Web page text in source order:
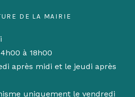
DE LA MAIRIE
à 18h00
après midi et le jeudi après
uniquement le vendredi